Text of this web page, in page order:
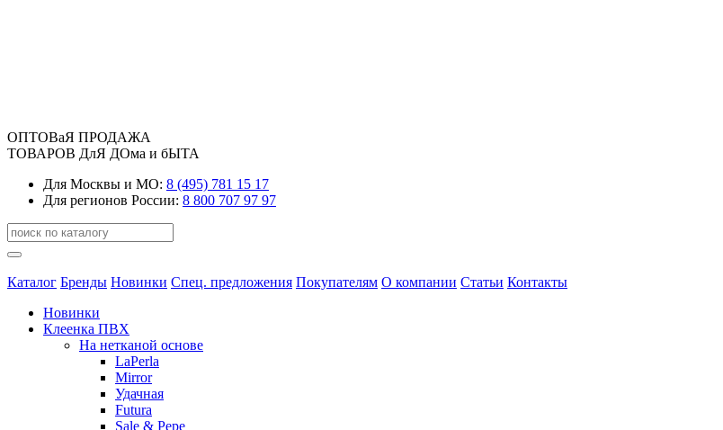
ОПТОВаЯ ПРОДАЖА
ТОВАРОВ ДлЯ ДОма и бЫТА
Для Москвы и МО: 8 (495) 781 15 17
Для регионов России: 8 800 707 97 97
Каталог Бренды Новинки Спец. предложения Покупателям О компании Статьи Контакты
Новинки
Клеенка ПВХ
На нетканой основе
LaPerla
Mirror
Удачная
Futura
Sale & Pepe